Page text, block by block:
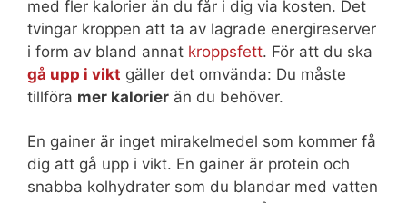
med fler kalorier än du får i dig via kosten. Det
tvingar kroppen att ta av lagrade energireserver
i form av bland annat kroppsfett. För att du ska
gå upp i vikt gäller det omvända: Du måste
tillföra mer kalorier än du behöver.
En gainer är inget mirakelmedel som kommer få
dig att gå upp i vikt. En gainer är protein och
snabba kolhydrater som du blandar med vatten